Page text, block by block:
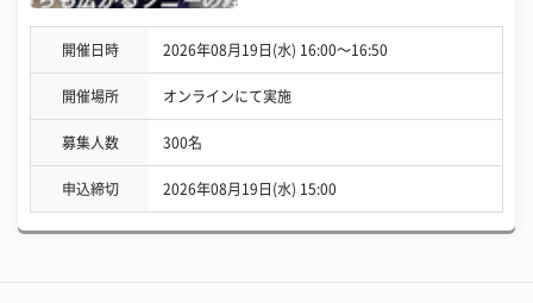
開催日時 2026年08月19日(水) 16:00〜16:50
開催場所 オンラインにて実施
募集人数 300名
申込締切 2026年08月19日(水) 15:00